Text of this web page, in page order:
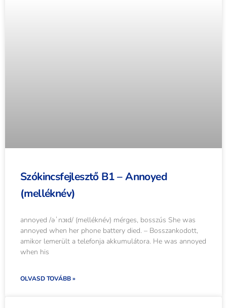
Szókincsfejlesztő B1 – Annoyed
(melléknév)
annoyed /əˈnɔɪd/ (melléknév) mérges, bosszús She was
annoyed when her phone battery died. – Bosszankodott,
amikor lemerült a telefonja akkumulátora. He was annoyed
when his
OLVASD TOVÁBB »